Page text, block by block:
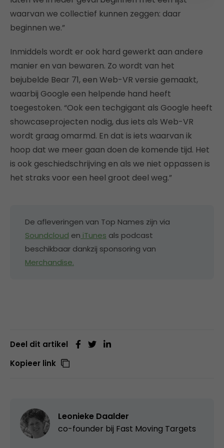
waarvan we collectief kunnen zeggen: daar
beginnen we.”
Inmiddels wordt er ook hard gewerkt aan andere
manier en van bewaren. Zo wordt van het
bejubelde Bear 71, een Web-VR versie gemaakt,
waarbij Google een helpende hand heeft
toegestoken. “Ook een techgigant als Google heeft
showcaseprojecten nodig, dus iets als Web-VR
wordt graag omarmd. En dat is iets waarvan ik
hoop dat we meer gaan doen de komende tijd. Het
is ook geschiedschrijving en als we niet oppassen is
het straks voor een heel groot deel weg.”
De afleveringen van Top Names zijn via
Soundcloud en iTunes als podcast
beschikbaar dankzij sponsoring van
Merchandise.
Deel dit artikel
Kopieer link
Leonieke Daalder
co-founder bij Fast Moving Targets